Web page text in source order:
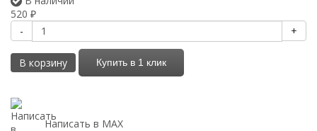
520 ₽
- +
В корзину Купить в 1 клик
Написать в MAX